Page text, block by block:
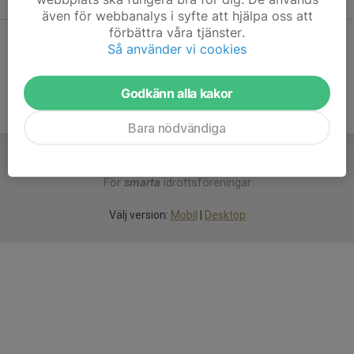
För smarta idrottsföreningar
Välj version: Mobil Desktop
även för webbanalys i syfte att hjälpa oss att
förbättra våra tjänster.
Så använder vi cookies
Godkänn alla kakor
Bara nödvändiga